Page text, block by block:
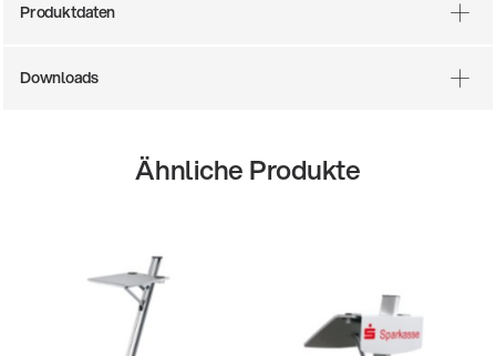
Produktdaten
Downloads
Ähnliche Produkte